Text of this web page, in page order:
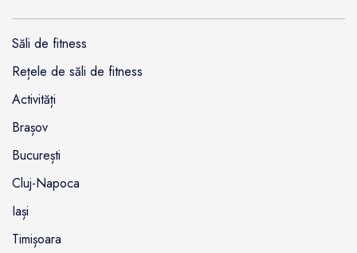
Săli de fitness
Rețele de săli de fitness
Activități
Brașov
București
Cluj-Napoca
Iași
Timișoara